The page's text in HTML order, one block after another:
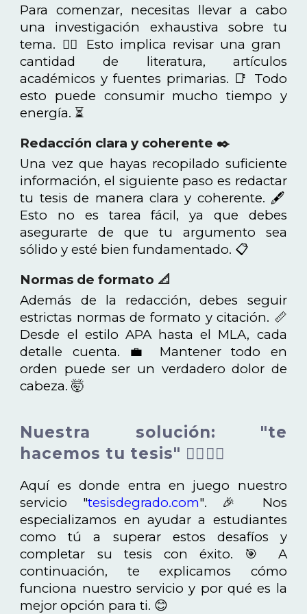
Para comenzar, necesitas llevar a cabo
una investigación exhaustiva sobre tu
tema. 🕵️‍♂️ Esto implica revisar una gran
cantidad de literatura, artículos
académicos y fuentes primarias. 📑 Todo
esto puede consumir mucho tiempo y
energía. ⏳
Redacción clara y coherente ✒️
Una vez que hayas recopilado suficiente
información, el siguiente paso es redactar
tu tesis de manera clara y coherente. 🖋️
Esto no es tarea fácil, ya que debes
asegurarte de que tu argumento sea
sólido y esté bien fundamentado. 📋
Normas de formato 📐
Además de la redacción, debes seguir
estrictas normas de formato y citación. 📏
Desde el estilo APA hasta el MLA, cada
detalle cuenta. 💼 Mantener todo en
orden puede ser un verdadero dolor de
cabeza. 🤯
Nuestra solución: "te
hacemos tu tesis" 🦸‍♂️🦸‍♀️
Aquí es donde entra en juego nuestro
servicio "tesisdegrado.com". 🎉 Nos
especializamos en ayudar a estudiantes
como tú a superar estos desafíos y
completar su tesis con éxito. 🎯 A
continuación, te explicamos cómo
funciona nuestro servicio y por qué es la
mejor opción para ti. 😊